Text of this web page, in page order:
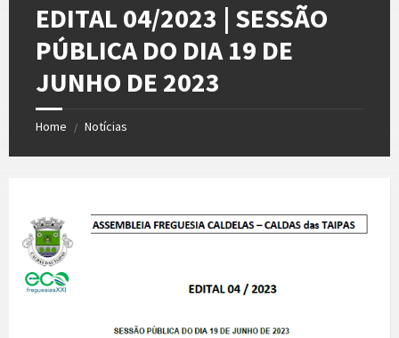
EDITAL 04/2023 | SESSÃO
PÚBLICA DO DIA 19 DE
JUNHO DE 2023
Home / Notícias